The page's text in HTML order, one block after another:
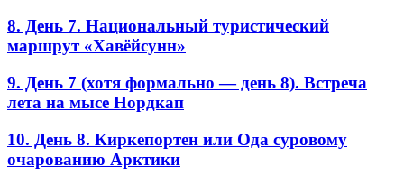
8. День 7. Национальный туристический
маршрут «Хавёйсунн»
9. День 7 (хотя формально — день 8). Встреча
лета на мысе Нордкап
10. День 8. Киркепортен или Ода суровому
очарованию Арктики